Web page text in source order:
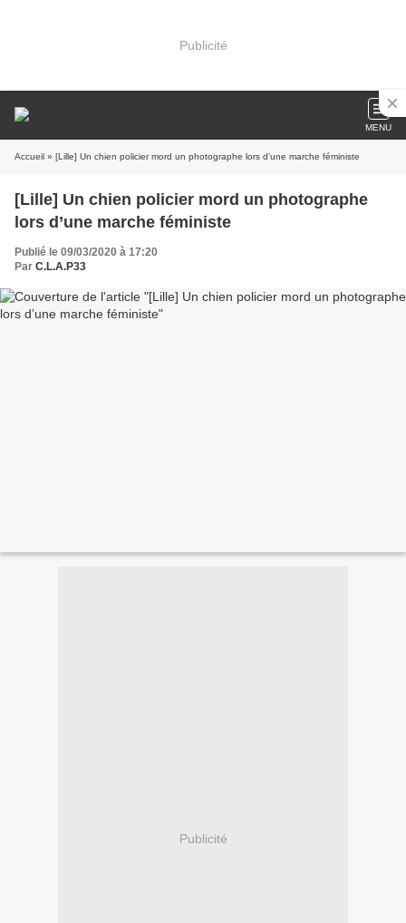
Publicité
MENU
Accueil » [Lille] Un chien policier mord un photographe lors d’une marche féministe
[Lille] Un chien policier mord un photographe
lors d’une marche féministe
Publié le 09/03/2020 à 17:20
Par C.L.A.P33
Publicité